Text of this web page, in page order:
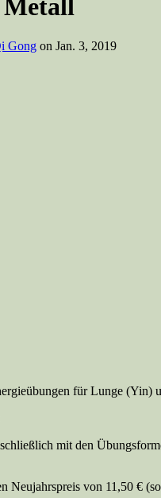
Metall
Gong on Jan. 3, 2019
für Lunge (Yin)
mit den
Neujahrspreis von 11,50 €